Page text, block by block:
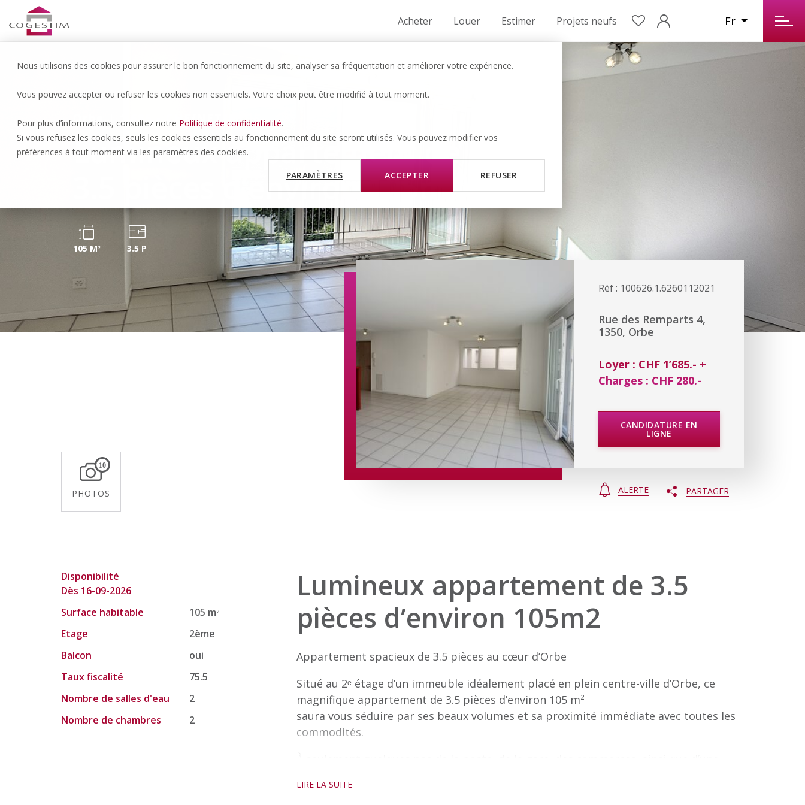
Nous utilisons des cookies pour assurer le bon fonctionnement du site, analyser sa fréquentation et améliorer votre expérience.
Vous pouvez accepter ou refuser les cookies non essentiels. Votre choix peut être modifié à tout moment.
Pour plus d’informations, consultez notre Politique de confidentialité.
Si vous refusez les cookies, seuls les cookies essentiels au fonctionnement du site seront utilisés. Vous pouvez modifier vos
préférences à tout moment via les paramètres des cookies.
PARAMÈTRES ACCEPTER REFUSER
Acheter Louer Estimer Projets neufs Fr
Orbe | 1’685.- CHF/NET/MOIS
Lumineux appartement de
3.5 pièces d’environ 105m2
105 M 2 3.5 P
10
PHOTOS
Réf : 100626.1.6260112021
Rue des Remparts 4,
1350, Orbe
Loyer : CHF 1’685.- +
Charges : CHF 280.-
CANDIDATURE EN
LIGNE
ALERTE PARTAGER
Disponibilité
Dès 16-09-2026
Surface habitable
105 m2
Etage
2ème
Balcon
oui
Taux fiscalité
75.5
Nombre de salles d'eau
2
Nombre de chambres
2
Lumineux appartement de 3.5
pièces d’environ 105m2
Appartement spacieux de 3.5 pièces au cœur d’Orbe
Situé au 2ᵉ étage d’un immeuble idéalement placé en plein centre-ville d’Orbe, ce
magnifique appartement de 3.5 pièces d’environ 105 m²
saura vous séduire par ses beaux volumes et sa proximité immédiate avec toutes les
commodités.
ce logement offre un cadre de vie pratique et agréable au quotidien.
LIRE LA SUITE